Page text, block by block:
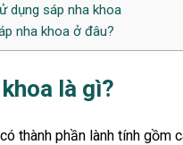
dụng sáp nha khoa
nha khoa ở đâu?
là gì?
thành phần lành tính